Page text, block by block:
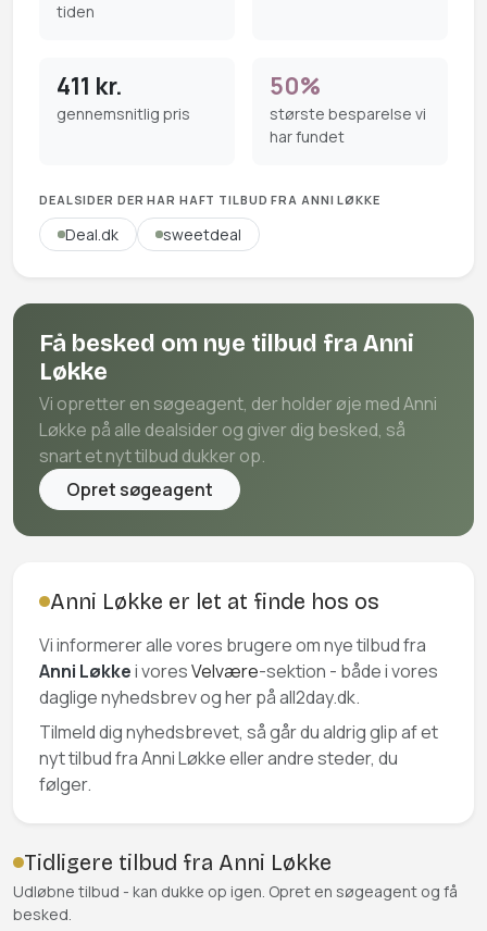
tiden
411 kr.
gennemsnitlig pris
50%
største besparelse vi
har fundet
DEALSIDER DER HAR HAFT TILBUD FRA ANNI LØKKE
Deal.dk sweetdeal
Få besked om nye tilbud fra Anni
Løkke
Vi opretter en søgeagent, der holder øje med Anni
Løkke på alle dealsider og giver dig besked, så
snart et nyt tilbud dukker op.
Opret søgeagent
Anni Løkke er let at finde hos os
Vi informerer alle vores brugere om nye tilbud fra
Anni Løkkei voresVelvære-sektion - både i vores
daglige nyhedsbrev og her på all2day.dk.
Tilmeld dig nyhedsbrevet, så går du aldrig glip af et
nyt tilbud fra Anni Løkke eller andre steder, du
følger.
Tidligere tilbud fra Anni Løkke
Udløbne tilbud - kan dukke op igen. Opret en søgeagent og få
besked.